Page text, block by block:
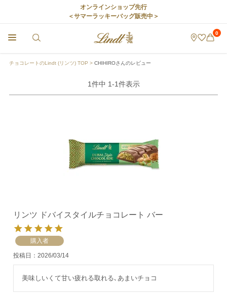
オンラインショップ先行
＜サマーラッキーバッグ販売中＞
0
チョコレートのLindt (リンツ) TOP CHIHIROさんのレビュー
1件中 1-1件表示
リンツ ドバイスタイルチョコレート バー
購入者
投稿日 2026/03/14
美味しいくて甘い疲れる取れる､あまいチョコ